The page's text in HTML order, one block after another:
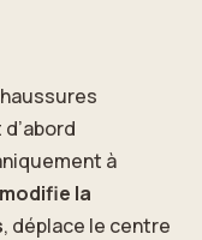
à
la
, déplace le centre